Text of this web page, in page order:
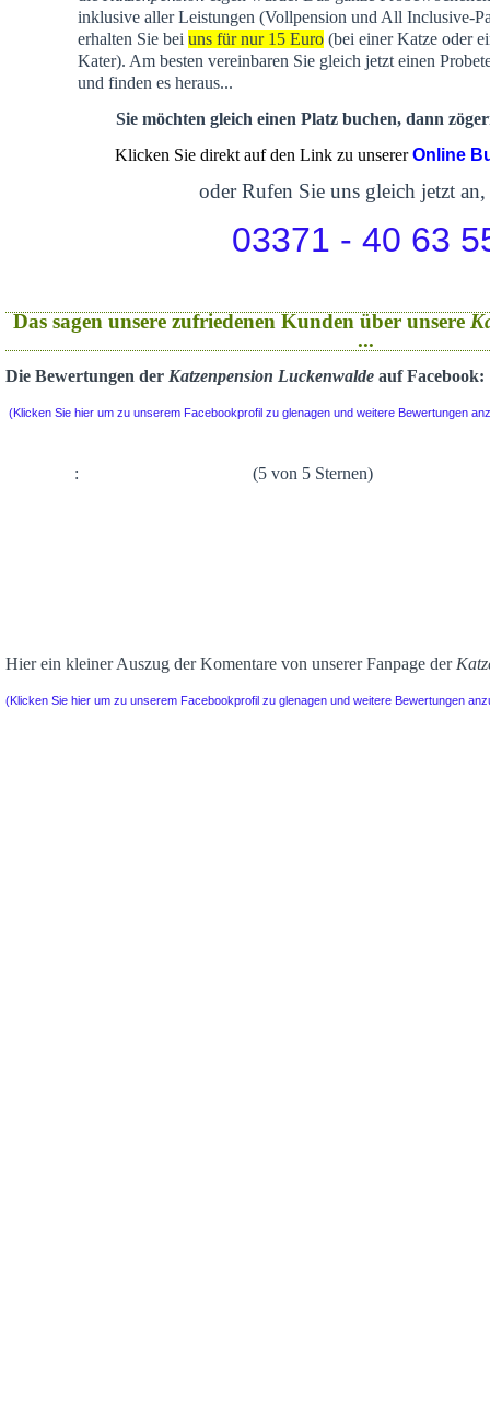
inklusive aller Leistungen (Vollpension und All Inclusive-
erhalten Sie bei uns für nur 15 Euro(bei einer Katze oder
Kater). Am besten vereinbaren Sie gleich jetzt einen
und finden es heraus...
Sie möchten gleich einen Platz buchen, dann
Klicken Sie direkt auf den Link zu unsererOnline
oder Rufen Sie uns gleich jetzt an,
03371 - 40 63
Das sagen unsere zufriedenen Kunden über unsere
...
Die Bewertungen der Katzenpension Luckenwalde auf Facebook:
(Klicken Sie hier um zu unserem Facebookprofil zu glenagen und weitere Bewertungen
: (5 von 5 Sternen)
Hier ein kleiner Auszug der Komentare von unserer Fanpage der
(Klicken Sie hier um zu unserem Facebookprofil zu glenagen und weitere Bewertungen